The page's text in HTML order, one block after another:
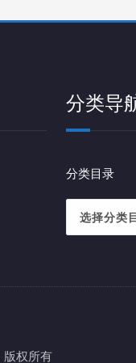
分类导
分类目录
版权所有